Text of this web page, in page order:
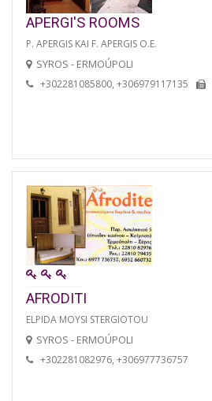
APERGI'S ROOMS
P. APERGIS KAI F. APERGIS O.E.
SYROS - ERMOÚPOLI
+302281085800, +306979117135
AFRODITI
ELPIDA MOYSI STERGIOTOU
SYROS - ERMOÚPOLI
+302281082976, +306977736757